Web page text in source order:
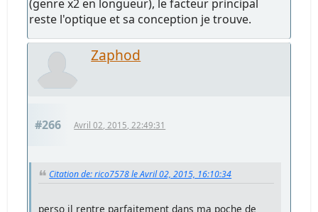
(genre x2 en longueur), le facteur principal
reste l'optique et sa conception je trouve.
Zaphod
#266 Avril 02, 2015, 22:49:31
Citation de: rico7578 le Avril 02, 2015, 16:10:34
perso il rentre parfaitement dans ma poche de